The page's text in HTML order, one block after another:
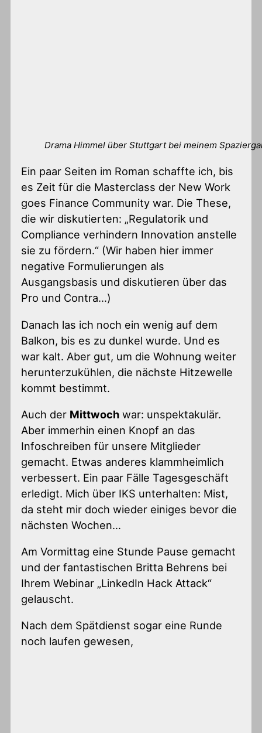
Drama Himmel über Stuttgart bei meinem
Ein paar Seiten im Roman schaffte ich, bis
es Zeit für die Masterclass der New Work
goes Finance Community war. Die These,
die wir diskutierten: „Regulatorik und
Compliance verhindern Innovation anstelle
sie zu fördern.“ (Wir haben hier immer
negative Formulierungen als
Ausgangsbasis und diskutieren über das
Pro und Contra…)
Danach las ich noch ein wenig auf dem
Balkon, bis es zu dunkel wurde. Und es
war kalt. Aber gut, um die Wohnung weiter
herunterzukühlen, die nächste Hitzewelle
kommt bestimmt.
Auch der Mittwoch war: unspektakulär.
Aber immerhin einen Knopf an das
Infoschreiben für unsere Mitglieder
gemacht. Etwas anderes klammheimlich
verbessert. Ein paar Fälle Tagesgeschäft
erledigt. Mich über IKS unterhalten: Mist,
da steht mir doch wieder einiges bevor die
nächsten Wochen…
Am Vormittag eine Stunde Pause gemacht
und der fantastischen Britta Behrens bei
Ihrem Webinar „LinkedIn Hack Attack“
gelauscht.
Nach dem Spätdienst sogar eine Runde
noch laufen gewesen,